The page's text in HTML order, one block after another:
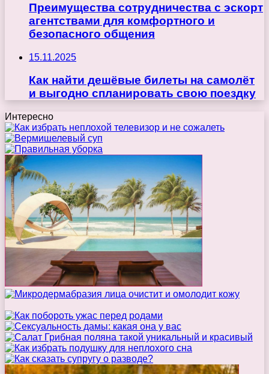
Преимущества сотрудничества с эскорт
агентствами для комфортного и
безопасного общения
15.11.2025
Как найти дешёвые билеты на самолёт
и выгодно спланировать свою поездку
Интересно